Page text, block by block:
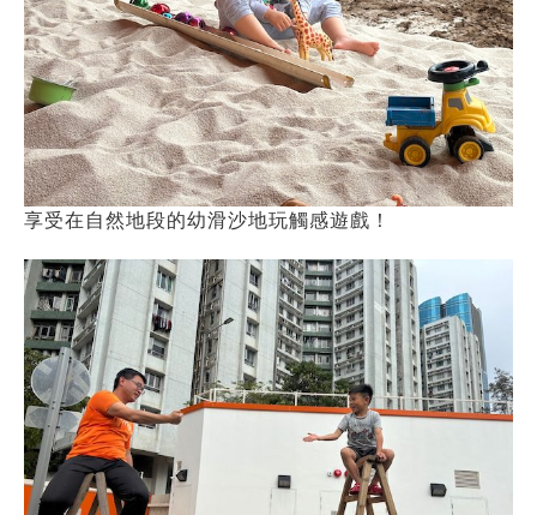
享受在自然地段的幼滑沙地玩觸感遊戲！